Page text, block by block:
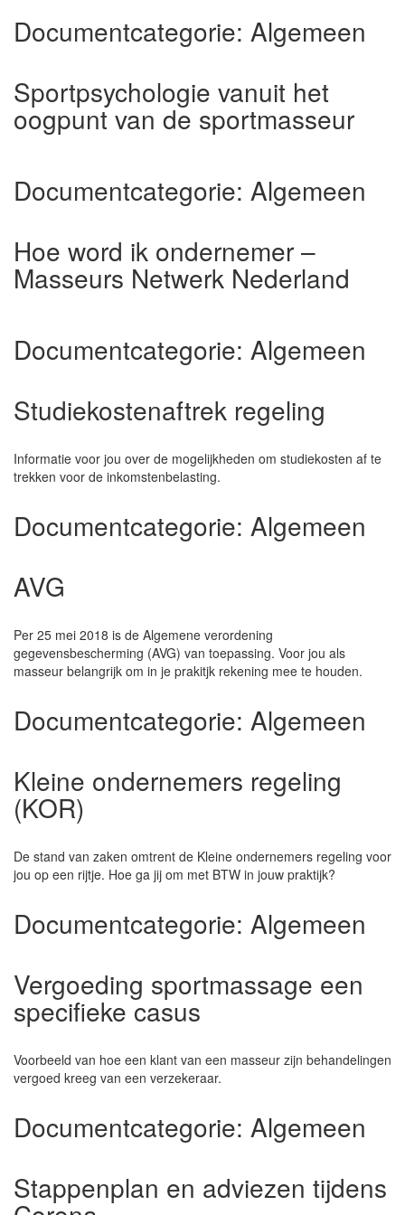
Documentcategorie: Algemeen
Sportpsychologie vanuit het
oogpunt van de sportmasseur
Documentcategorie: Algemeen
Hoe word ik ondernemer –
Masseurs Netwerk Nederland
Documentcategorie: Algemeen
Studiekostenaftrek regeling
Informatie voor jou over de mogelijkheden om studiekosten af te
trekken voor de inkomstenbelasting.
Documentcategorie: Algemeen
AVG
Per 25 mei 2018 is de Algemene verordening
gegevensbescherming (AVG) van toepassing. Voor jou als
masseur belangrijk om in je prakitjk rekening mee te houden.
Documentcategorie: Algemeen
Kleine ondernemers regeling
(KOR)
De stand van zaken omtrent de Kleine ondernemers regeling voor
jou op een rijtje. Hoe ga jij om met BTW in jouw praktijk?
Documentcategorie: Algemeen
Vergoeding sportmassage een
specifieke casus
Voorbeeld van hoe een klant van een masseur zijn behandelingen
vergoed kreeg van een verzekeraar.
Documentcategorie: Algemeen
Stappenplan en adviezen tijdens